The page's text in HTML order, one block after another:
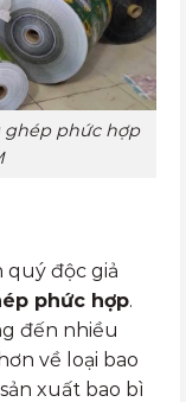
ghép phức hợp
quý độc giả
phức hợp.
đến nhiều
về loại bao
xuất bao bì